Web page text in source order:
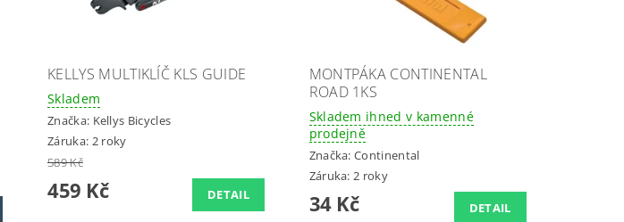
KELLYS MULTIKLÍČ KLS GUIDE
Skladem
Značka: Kellys Bicycles
Záruka: 2 roky
589 Kč
459 Kč DETAIL
MONTPÁKA CONTINENTAL
ROAD 1KS
Skladem ihned v kamenné
prodejně
Značka:Continental
Záruka: 2 roky
34 Kč DETAIL